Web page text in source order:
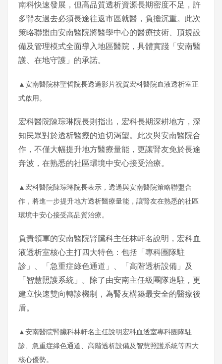
南科快速發展，但高品質透析資源長期密度不足，許
多腎友過去必須長途往返市區就醫，負擔沉重。此次
策略聯盟由安南醫院將醫學中心的醫療技術、頂規設
備及管理模式全面導入地區醫院，具體實踐「安南醫
護、在地守護」的承諾。
▲安南醫院林聖哲院長透過影片祝賀宏科醫院血液透析室正
式啟用。
宏科醫院陳琮琳院長則指出，宏科長期深耕地方，深
知民眾對於透析醫療的迫切渴望。此次與安南醫院合
作，不僅大幅提升地方醫療量能，更讓腎友免於長途
奔波，在熟悉的社區環境中安心接受治療。
▲宏科醫院陳琮琳院長表示，透過與安南醫院策略聯盟合
作，將進一步提升地方透析醫療量能，讓腎友在熟悉的社區
環境中安心接受高品質治療。
負責領軍的安南醫院腎臟科主任林軒名說明，宏科血
液透析室核心主打四大特色：包括「專科團隊駐
診」、「急重症綠色通道」、「高階透析設備」及
「智慧照護系統」。除了由安南主任級團隊進駐，更
建立快速雙向轉診機制，為腎友構築最安全的醫療後
盾。
▲安南醫院腎臟科林軒名主任說明宏科血透室專科團隊駐
診、急重症綠色通道、高階透析設備及智慧照護系統等四大
核心優勢。